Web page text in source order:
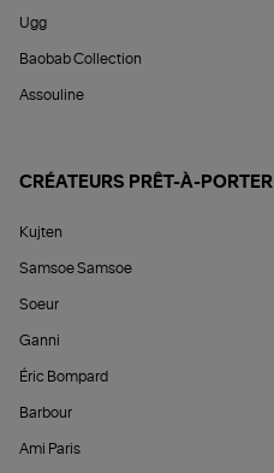
Ugg
Baobab Collection
Assouline
CRÉATEURS PRÊT-À-PORTER
Kujten
Samsoe Samsoe
Soeur
Ganni
Éric Bompard
Barbour
Ami Paris